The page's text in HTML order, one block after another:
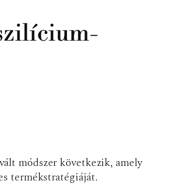
módszer következik, amely
termékstratégiáját.